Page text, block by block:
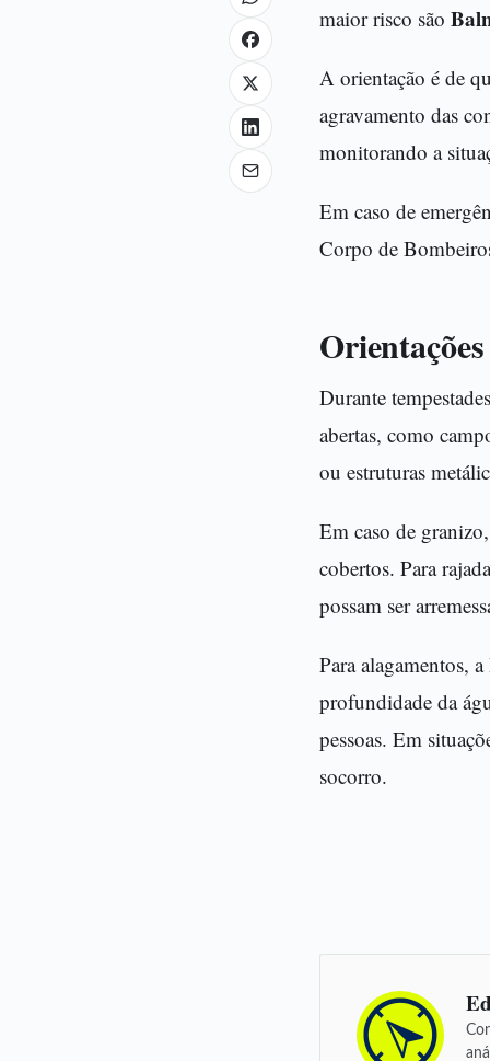
maior risco são
A orientação é de
agravamento das
monitorando a
Em caso de
Corpo de
Durante
abertas, como
ou estruturas
Em caso de
cobertos. Para
possam ser
Para alagamentos,
profundidade da
pessoas. Em
socorro.